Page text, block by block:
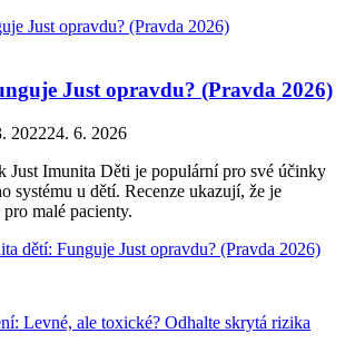
Just opravdu? (Pravda 2026)
202224. 6. 2026
Just Imunita Děti je populární pro své účinky
systému u dětí. Recenze ukazují, že je
malé pacienty.
dětí: Funguje Just opravdu? (Pravda 2026)